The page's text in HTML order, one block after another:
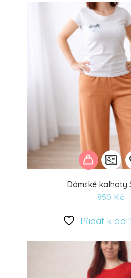
Dámské kalhoty
850 Kč
Přidat k